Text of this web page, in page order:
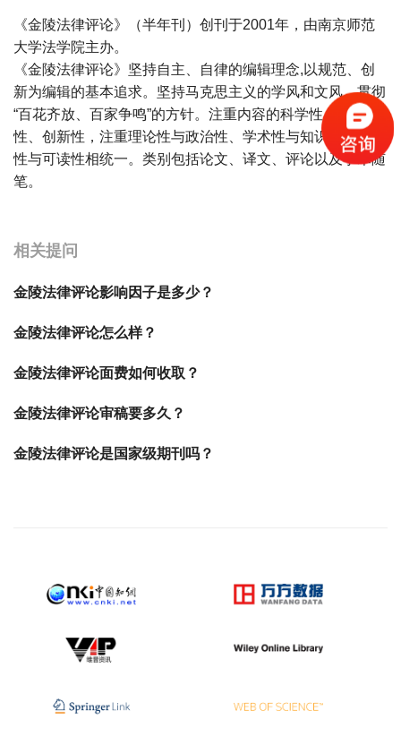
《金陵法律评论》（半年刊）创刊于2001年，由南京师范
大学法学院主办。
《金陵法律评论》坚持自主、自律的编辑理念,以规范、创
新为编辑的基本追求。坚持马克思主义的学风和文风，贯彻
“百花齐放、百家争鸣”的方针。注重内容的科学性、现实
性、创新性，注重理论性与政治性、学术性与知识性、严肃
性与可读性相统一。类别包括论文、译文、评论以及学术随
笔。
相关提问
金陵法律评论影响因子是多少？
金陵法律评论怎么样？
金陵法律评论面费如何收取？
金陵法律评论审稿要多久？
金陵法律评论是国家级期刊吗？